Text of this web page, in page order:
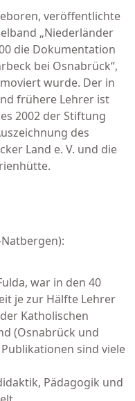
veröffentlichte
„Niederländer
die Dokumentation
bei Osnabrück“,
wurde. Der in
frühere Lehrer ist
2002 der Stiftung
des
Land e. V. und die
war in den 40
je zur Hälfte Lehrer
Katholischen
(Osnabrück und
sind viele
Pädagogik und